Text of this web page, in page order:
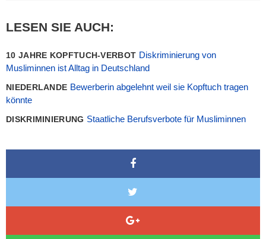
LESEN SIE AUCH:
10 JAHRE KOPFTUCH-VERBOT Diskriminierung von
Musliminnen ist Alltag in Deutschland
NIEDERLANDE Bewerberin abgelehnt weil sie Kopftuch tragen
könnte
DISKRIMINIERUNG Staatliche Berufsverbote für Musliminnen